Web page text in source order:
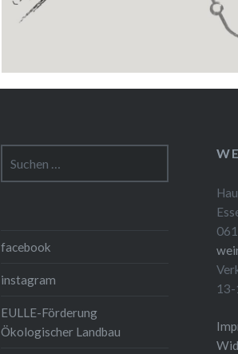
nach:
13-
facebook
instagram
EULLE-Förderung
Ökologischer Landbau